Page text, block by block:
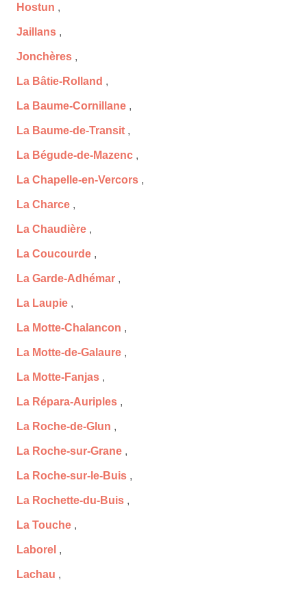
Hostun ,
Jaillans ,
Jonchères ,
La Bâtie-Rolland ,
La Baume-Cornillane ,
La Baume-de-Transit ,
La Bégude-de-Mazenc ,
La Chapelle-en-Vercors ,
La Charce ,
La Chaudière ,
La Coucourde ,
La Garde-Adhémar ,
La Laupie ,
La Motte-Chalancon ,
La Motte-de-Galaure ,
La Motte-Fanjas ,
La Répara-Auriples ,
La Roche-de-Glun ,
La Roche-sur-Grane ,
La Roche-sur-le-Buis ,
La Rochette-du-Buis ,
La Touche ,
Laborel ,
Lachau ,